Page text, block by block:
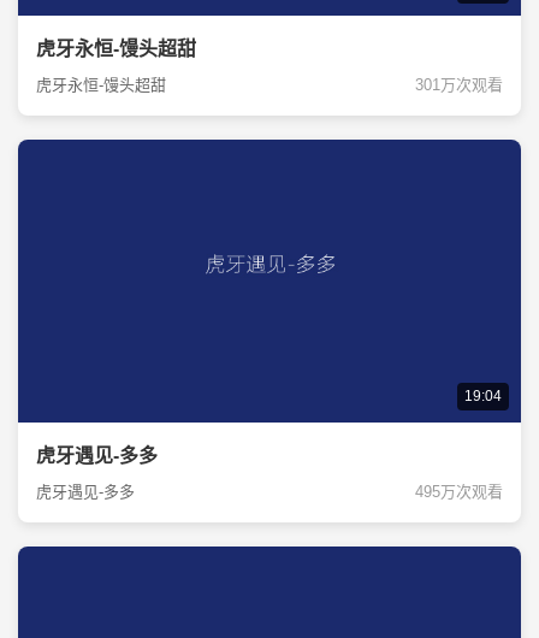
虎牙永恒-馒头超甜
虎牙永恒-馒头超甜 301万次观看
19:04
虎牙遇见-多多
虎牙遇见-多多 495万次观看